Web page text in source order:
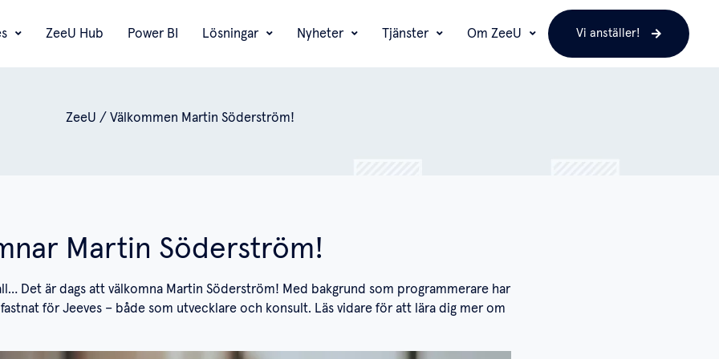
ZeeU Hub Power BI Lösningar Nyheter Tjänster Om ZeeU Vi anställer!
ZeeU / Välkommen Martin Söderström!
Martin Söderström!
Det är dags att välkomna Martin Söderström! Med bakgrund som programmerare har
för Jeeves – både som utvecklare och konsult. Läs vidare för att lära dig mer om